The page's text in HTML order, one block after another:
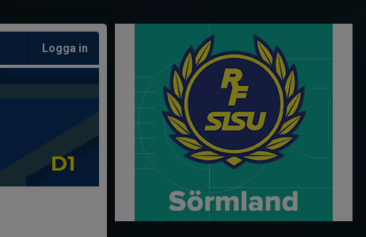
Logga in
D1